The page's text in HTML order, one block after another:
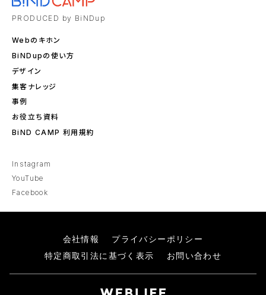
PRODUCED by BiNDup
Webのキホン
BiNDupの使い方
デザイン
集客ナレッジ
事例
お役立ち資料
BiND CAMP 利用規約
Instagram
YouTube
Facebook
会社情報
プライバシーポリシー
特定商取引法に基づく表示
お問い合わせ